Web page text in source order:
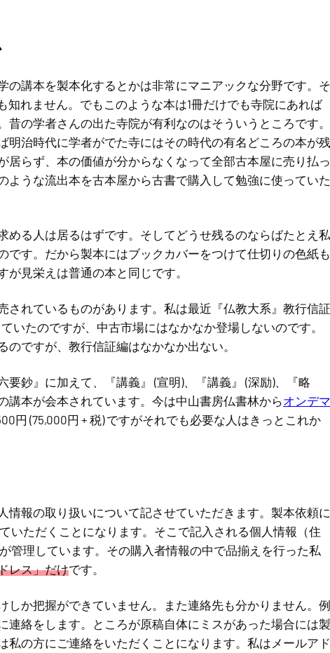
の講本を製本化するとかは非常にマニアックな分野です。そ
知れません。でもこのような本は1冊だけでも寺院にあれば
の学者さんの出た寺院が有利なのはそういうところです。
明治時代に学者がでた寺にはその時代の有名どころの本が残
居らず、本の価値が分からなくなって全部古本屋に売り払っ
ような流出本を古本屋から古書で購入して勉強に使っていた
める人は居るはずです。そしてどうせ残るのならばたとえ私
す。だから製本にはブックカバーをつけて仕切りの色紙も
見栄えは普通の本と同じです。
されているものがあります。私は最近『仏教大系』教行信証
いたのですが、中古市場にはなかなか登場しないのです。
ですが、教行信証編はなかなか出ない。
鈔』に加えて、『講義』 (宣明)、『講義』 (深励)、『略
講本が会本されています。今は中山書房仏書林からオンデマ
円 (75,000円 + 税) ですがそれでも必要な人はきっとこれか
報の取り扱いについて記させていただきます。製本依頼に
いただくことになります。そこで記入される個人情報（住
管理しています。その購入者情報の中で品揃えを行った私
レス」だけです。
しか把握ができていません。また連絡先も分かりません。例
連絡をします。ところが原稿自体にミスがあった場合には製
の方にご連絡をいただくことになります。私はメールアド